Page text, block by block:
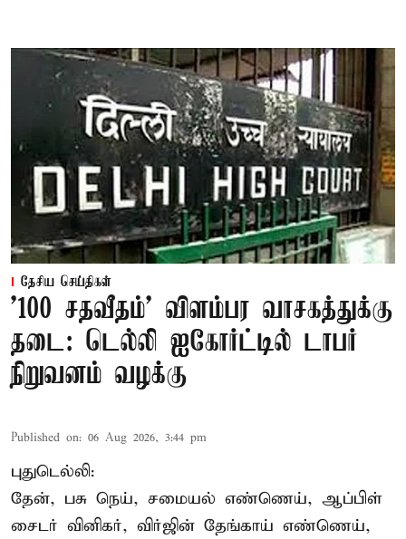
தேசிய செய்திகள்
'100 சதவீதம்' விளம்பர வாசகத்துக்கு
தடை: டெல்லி ஐகோர்ட்டில் டாபர்
நிறுவனம் வழக்கு
Published on: 06 Aug 2026, 3:44 pm
புதுடெல்லி:
தேன், பசு நெய், சமையல் எண்ணெய், ஆப்பிள்
சைடர் வினிகர், விர்ஜின் தேங்காய் எண்ணெய்,